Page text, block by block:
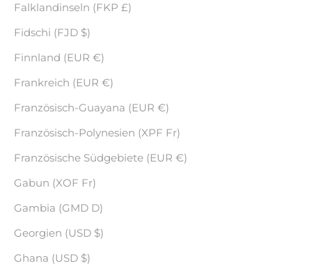
Falklandinseln (FKP £)
Fidschi (FJD $)
Finnland (EUR €)
Frankreich (EUR €)
Französisch-Guayana (EUR €)
Französisch-Polynesien (XPF Fr)
Französische Südgebiete (EUR €)
Gabun (XOF Fr)
Gambia (GMD D)
Georgien (USD $)
Ghana (USD $)